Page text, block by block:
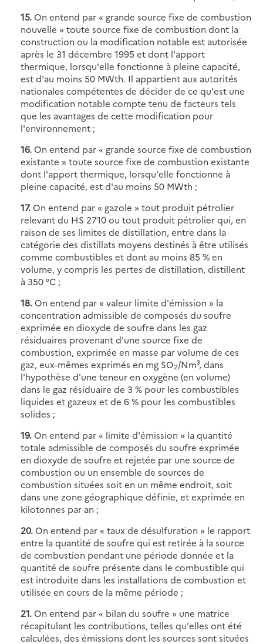
15.On entend par « grande source fixe de combustion
nouvelle » toute source fixe de combustion dont la
construction ou la modification notable est autorisée
après le 31 décembre 1995 et dont l'apport
thermique, lorsqu'elle fonctionne à pleine capacité,
est d'au moins 50 MWth. Il appartient aux autorités
nationales compétentes de décider de ce qu'est une
modification notable compte tenu de facteurs tels
que les avantages de cette modification pour
l'environnement ;
16.On entend par « grande source fixe de combustion
existante » toute source fixe de combustion existante
dont l'apport thermique, lorsqu'elle fonctionne à
pleine capacité, est d'au moins 50 MWth ;
17.On entend par « gazole » tout produit pétrolier
relevant du HS 2710 ou tout produit pétrolier qui, en
raison de ses limites de distillation, entre dans la
catégorie des distillats moyens destinés à être utilisés
comme combustibles et dont au moins 85 % en
volume, y compris les pertes de distillation, distillent
à 350 °C ;
18.On entend par « valeur limite d'émission » la
concentration admissible de composés du soufre
exprimée en dioxyde de soufre dans les gaz
résiduaires provenant d'une source fixe de
combustion, exprimée en masse par volume de ces
gaz, eux-mêmes exprimés en mg SO2/Nm³, dans
l'hypothèse d'une teneur en oxygène (en volume)
dans le gaz résiduaire de 3 % pour les combustibles
liquides et gazeux et de 6 % pour les combustibles
solides ;
19.On entend par « limite d'émission » la quantité
totale admissible de composés du soufre exprimée
en dioxyde de soufre et rejetée par une source de
combustion ou un ensemble de sources de
combustion situées soit en un même endroit, soit
dans une zone géographique définie, et exprimée en
kilotonnes par an ;
20.On entend par « taux de désulfuration » le rapport
entre la quantité de soufre qui est retirée à la source
de combustion pendant une période donnée et la
quantité de soufre présente dans le combustible qui
est introduite dans les installations de combustion et
utilisée en cours de la même période ;
21.On entend par « bilan du soufre » une matrice
récapitulant les contributions, telles qu'elles ont été
calculées, des émissions dont les sources sont situées